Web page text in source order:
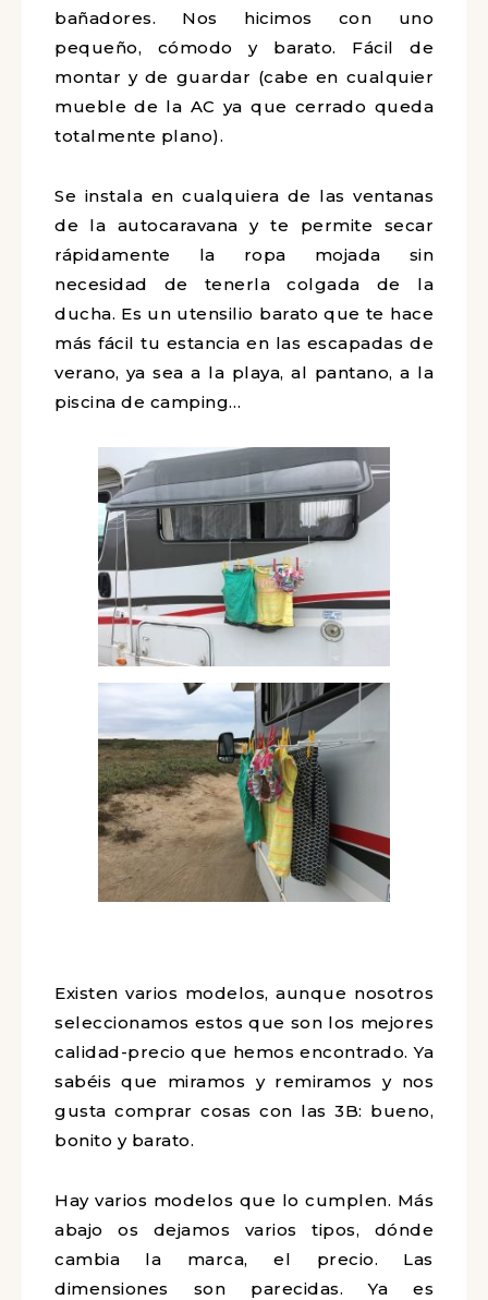
bañadores. Nos hicimos con uno
pequeño, cómodo y barato. Fácil de
montar y de guardar (cabe en cualquier
mueble de la AC ya que cerrado queda
totalmente plano).
Se instala en cualquiera de las ventanas
de la autocaravana y te permite secar
rápidamente la ropa mojada sin
necesidad de tenerla colgada de la
ducha. Es un utensilio barato que te hace
más fácil tu estancia en las escapadas de
verano, ya sea a la playa, al pantano, a la
piscina de camping…
Existen varios modelos, aunque nosotros
seleccionamos estos que son los mejores
calidad-precio que hemos encontrado. Ya
sabéis que miramos y remiramos y nos
gusta comprar cosas con las 3B: bueno,
bonito y barato.
Hay varios modelos que lo cumplen. Más
abajo os dejamos varios tipos, dónde
cambia la marca, el precio. Las
dimensiones son parecidas.
Ya es